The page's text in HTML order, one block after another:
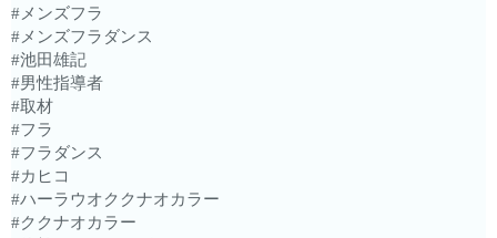
#メンズフラ
#メンズフラダンス
#池田雄記
#男性指導者
#取材
#フラ
#フラダンス
#カヒコ
#ハーラウオククナオカラー
#ククナオカラー